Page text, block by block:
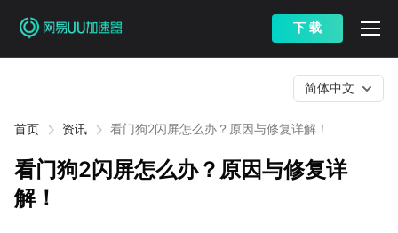
下 载
首页 资讯 看门狗2闪屏怎么办？原因与修复详解！
简体中文
看门狗2闪屏怎么办？原因与修复详
解！